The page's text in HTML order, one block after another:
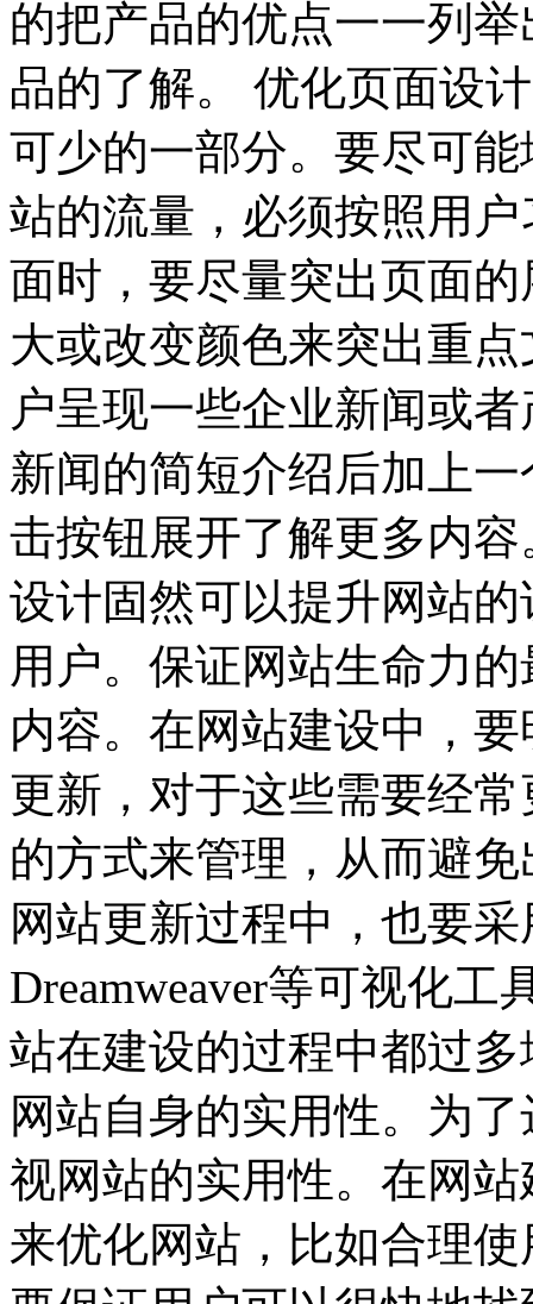
的把产品的优点一一列
品的了解。 优化页面设
可少的一部分。要尽可
站的流量，必须按照用
面时，要尽量突出页面
大或改变颜色来突出重
户呈现一些企业新闻或
新闻的简短介绍后加上
击按钮展开了解更多内
设计固然可以提升网站
用户。保证网站生命力
内容。在网站建设中，
更新，对于这些需要经
的方式来管理，从而避
网站更新过程中，也要
Dreamweaver等可视化
站在建设的过程中都过
网站自身的实用性。为
视网站的实用性。在网
来优化网站，比如合理